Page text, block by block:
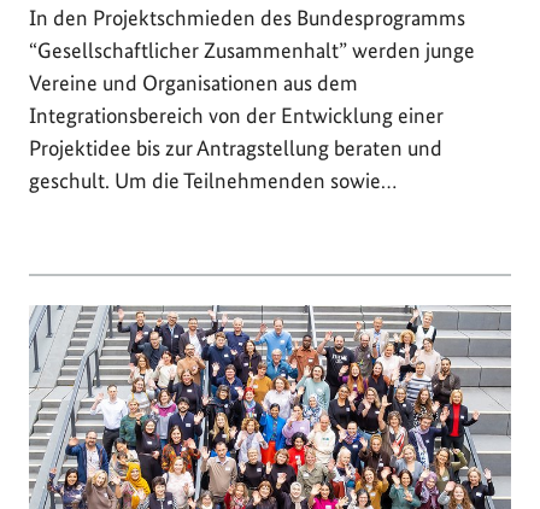
In den Projektschmieden des Bundesprogramms
“Gesellschaftlicher Zusammenhalt” werden junge
Vereine und Organisationen aus dem
Integrationsbereich von der Entwicklung einer
Projektidee bis zur Antragstellung beraten und
geschult. Um die Teilnehmenden sowie…